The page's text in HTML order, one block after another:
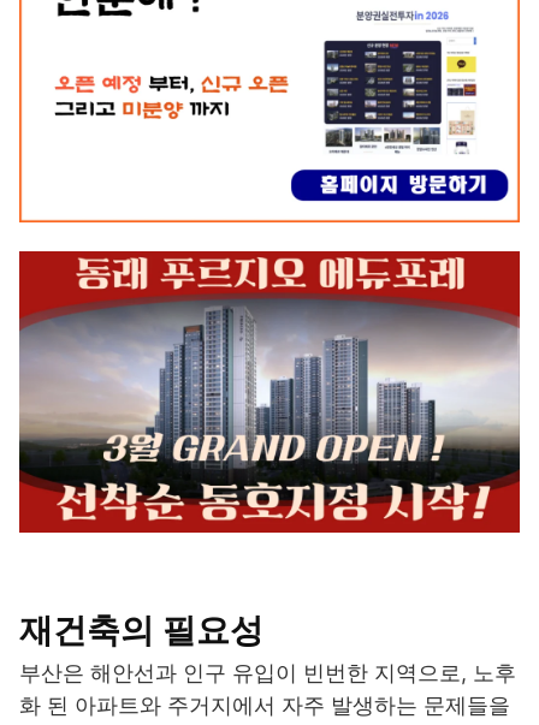
재건축의 필요성
부산은 해안선과 인구 유입이 빈번한 지역으로, 노후
화 된 아파트와 주거지에서 자주 발생하는 문제들을